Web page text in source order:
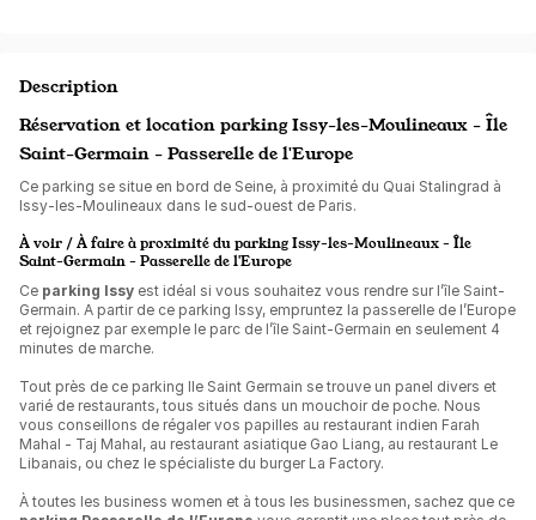
Description
Réservation et location parking Issy-les-Moulineaux - Île
Saint-Germain - Passerelle de l'Europe
Ce parking se situe en bord de Seine, à proximité du Quai Stalingrad à
Issy-les-Moulineaux dans le sud-ouest de Paris.
À voir / À faire à proximité du parking Issy-les-Moulineaux - Île
Saint-Germain - Passerelle de l'Europe
Ce parking Issy est idéal si vous souhaitez vous rendre sur l’île Saint-
Germain. A partir de ce parking Issy, empruntez la passerelle de l’Europe
et rejoignez par exemple le parc de l’île Saint-Germain en seulement 4
minutes de marche.
Tout près de ce parking Ile Saint Germain se trouve un panel divers et
varié de restaurants, tous situés dans un mouchoir de poche. Nous
vous conseillons de régaler vos papilles au restaurant indien Farah
Mahal - Taj Mahal, au restaurant asiatique Gao Liang, au restaurant Le
Libanais, ou chez le spécialiste du burger La Factory.
À toutes les business women et à tous les businessmen, sachez que ce